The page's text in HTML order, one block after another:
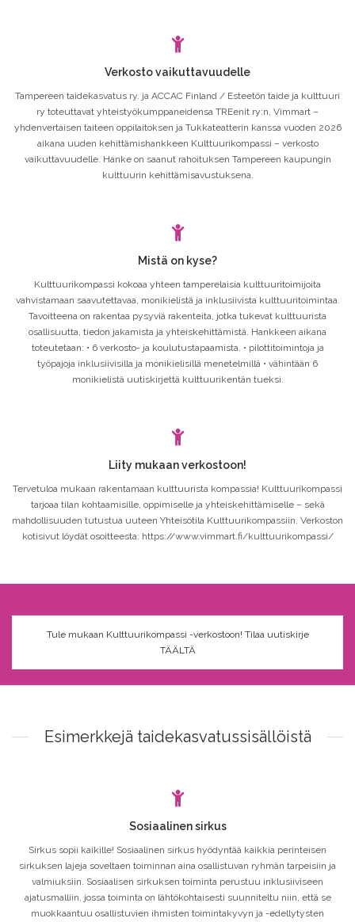
Verkosto vaikuttavuudelle
Tampereen taidekasvatus ry. ja ACCAC Finland / Esteetön taide ja kulttuuri
ry toteuttavat yhteistyökumppaneidensa TREenit ry:n, Vimmart –
yhdenvertaisen taiteen oppilaitoksen ja Tukkateatterin kanssa vuoden 2026
aikana uuden kehittämishankkeen Kulttuurikompassi – verkosto
vaikuttavuudelle. Hanke on saanut rahoituksen Tampereen kaupungin
kulttuurin kehittämisavustuksena.
Mistä on kyse?
Kulttuurikompassi kokoaa yhteen tamperelaisia kulttuuritoimijoita
vahvistamaan saavutettavaa, monikielistä ja inklusiivista kulttuuritoimintaa.
Tavoitteena on rakentaa pysyviä rakenteita, jotka tukevat kulttuurista
osallisuutta, tiedon jakamista ja yhteiskehittämistä. Hankkeen aikana
toteutetaan: • 6 verkosto- ja koulutustapaamista. • pilottitoimintoja ja
työpajoja inklusiivisilla ja monikielisillä menetelmillä • vähintään 6
monikielistä uutiskirjettä kulttuurikentän tueksi.
Liity mukaan verkostoon!
Tervetuloa mukaan rakentamaan kulttuurista kompassia! Kulttuurikompassi
tarjoaa tilan kohtaamisille, oppimiselle ja yhteiskehittämiselle – sekä
mahdollisuuden tutustua uuteen Yhteisötila Kulttuurikompassiin. Verkoston
kotisivut löydät osoitteesta: https://www.vimmart.fi/kulttuurikompassi/
Tule mukaan Kulttuurikompassi -verkostoon! Tilaa uutiskirje
TÄÄLTÄ
Esimerkkejä taidekasvatussisällöistä
Sosiaalinen sirkus
Sirkus sopii kaikille! Sosiaalinen sirkus hyödyntää kaikkia perinteisen
sirkuksen lajeja soveltaen toiminnan aina osallistuvan ryhmän tarpeisiin ja
valmiuksiin. Sosiaalisen sirkuksen toiminta perustuu inklusiiviseen
ajatusmalliin, jossa toiminta on lähtökohtaisesti suunniteltu niin, että se
muokkaantuu osallistuvien ihmisten toimintakyvyn ja -edellytysten